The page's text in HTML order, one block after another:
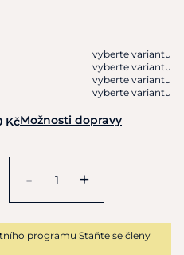
vyberte variantu
vyberte variantu
vyberte variantu
vyberte variantu
KčMožnosti dopravy
- +
programu Staňte se členy